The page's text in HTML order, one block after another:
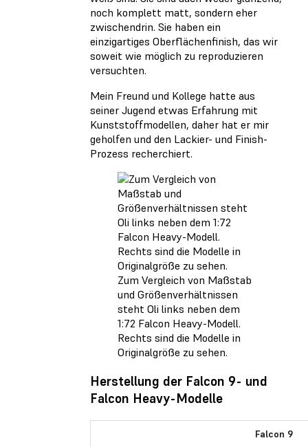
noch komplett matt, sondern eher
zwischendrin. Sie haben ein
einzigartiges Oberflächenfinish, das wir
soweit wie möglich zu reproduzieren
versuchten.
Mein Freund und Kollege hatte aus
seiner Jugend etwas Erfahrung mit
Kunststoffmodellen, daher hat er mir
geholfen und den Lackier- und Finish-
Prozess recherchiert.
Zum Vergleich von Maßstab
und Größenverhältnissen
steht Oli links neben dem
1:72 Falcon Heavy-Modell.
Rechts sind die Modelle in
Originalgröße zu sehen.
Herstellung der Falcon 9- und
Falcon Heavy-Modelle
Falcon 9